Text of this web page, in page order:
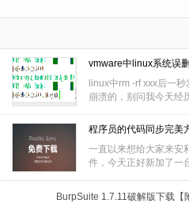
稳…
vmware中linux系统误
linux中rm -rf xxx后一
崩溃的，别问我今天经
程序员的代码同步完美
一直以来想给大家来安
件，今天正好新加了一
BurpSuite 1.7.11破解版下载【